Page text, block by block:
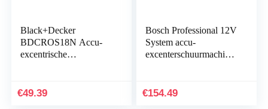
Black+Decker
BDCROS18N Accu-
excentrische
voor slijpen/polijsten,
€49.39
Bosch Professional 12V
System accu-
excenterschuurmachine
1x schuurpapier…
€154.49